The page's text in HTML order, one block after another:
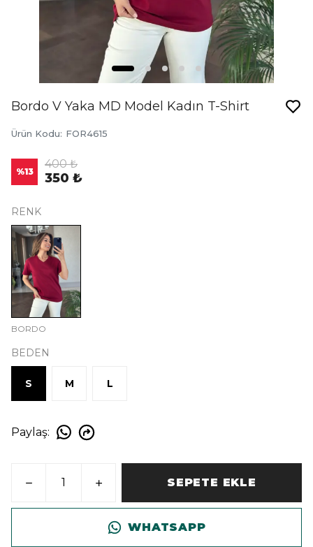
Bordo V Yaka MD Model Kadın T-Shirt
Ürün Kodu: FOR4615
%13
400 ₺
350 ₺
RENK
BORDO
BEDEN
S M L
Paylaş:
SEPETE EKLE
WHATSAPP